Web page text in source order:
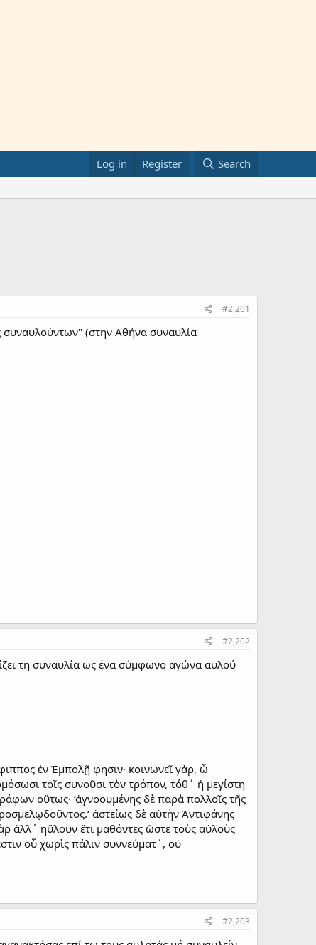
Log in Register Search
#2,201
συναυλούντων" (στην Αθήνα συναυλία
#2,202
τη συναυλία ως ένα σύμφωνο αγώνα αυλού
ἐν Ἐμπολῇ φησιν· κοινωνεῖ γὰρ, ὦ
τοῖς συνοῦσι τὸν τρόπον, τόθ΄ ἡ μεγίστη
οὕτως· ’ἀγνοουμένης δὲ παρὰ πολλοῖς τῆς
ἀστείως δὲ αὐτὴν Ἀντιφάνης
ἀλλ΄ ηὔλουν ἔτι μαθόντες ὥστε τοὺς αὐλοὺς
οὗ χωρὶς πάλιν συννεύματ΄, οὐ
#2,203